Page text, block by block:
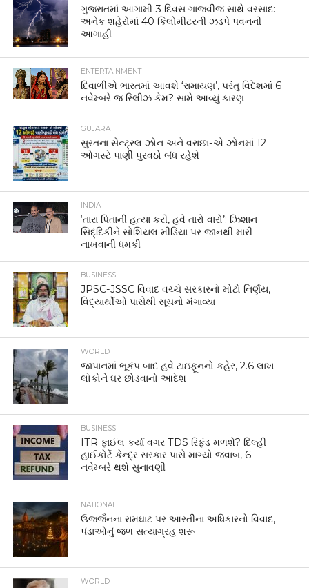
ગુજરાતમાં આગામી 3 દિવસ ગાજવીજ સાથે વરસાદ:
અનેક શહેરોમાં 40 કિલોમીટરની ઝડપે પવનની
આગાહી
ENTERTAINMENT
દિવાળીએ ભારતમાં આવશે ‘રામાયણ’, પરંતુ વિદેશમાં 6
નવેમ્બરે જ રિલીઝ કેમ? સામે આવ્યું કારણ
GUJARAT
સુરતના સેન્ટ્રલ ઝોન અને વરાછા-એ ઝોનમાં 12
ઓગસ્ટે પાણી પુરવઠો બંધ રહેશે
INDIA
‘તારા પિતાની હત્યા કરી, હવે તારો વારો’: ઝિશાન
સિદ્દિકીને સોશિયલ મીડિયા પર જાનથી મારી
નાખવાની ધમકી
BUSINESS
JPSC-JSSC વિવાદ વચ્ચે સરકારનો મોટો નિર્ણય,
વિદ્યાર્થીઓ પાસેથી સૂચનો મંગાવ્યા
WORLD
જાપાનમાં ભૂકંપ બાદ હવે ટાઇફૂનનો કહેર, 2.6 લાખ
લોકોને ઘર છોડવાનો આદેશ
BUSINESS
ITR ફાઈલ કર્યા વગર TDS રિફંડ મળશે? દિલ્હી
હાઈકોર્ટે કેન્દ્ર સરકાર પાસે માગ્યો જવાબ, 6
નવેમ્બરે થશે સુનાવણી
NATIONAL
ઉજ્જૈનના રામઘાટ પર આરતીના અધિકારનો વિવાદ,
પંડાઓનું જળ સત્યાગ્રહ શરૂ
WORLD